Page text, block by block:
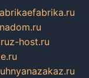
z-host.ru